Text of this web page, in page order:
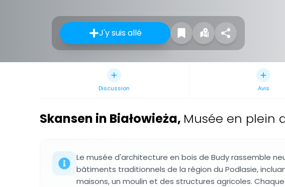
J'y suis allé
Discussion Avis
Skansen in Białowieża, Musée en plein
Le musée d'architecture en bois de Budy rassemble
bâtiments traditionnels de la région du Podlasie,
maisons, un moulin et des structures agricoles. Chaque